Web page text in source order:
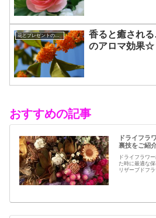
花とプレゼントの選び方
香ると癒され
のアロマ効果☆
おすすめの記事
ドライフラ
裏技をご紹
ドライフラワ
た時に最適な
リザーブドフ
とつです。結
今では押し花
フラワーでも